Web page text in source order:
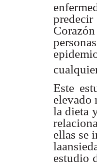
predecir
Este
elevado
la dieta
ellas se
estudio